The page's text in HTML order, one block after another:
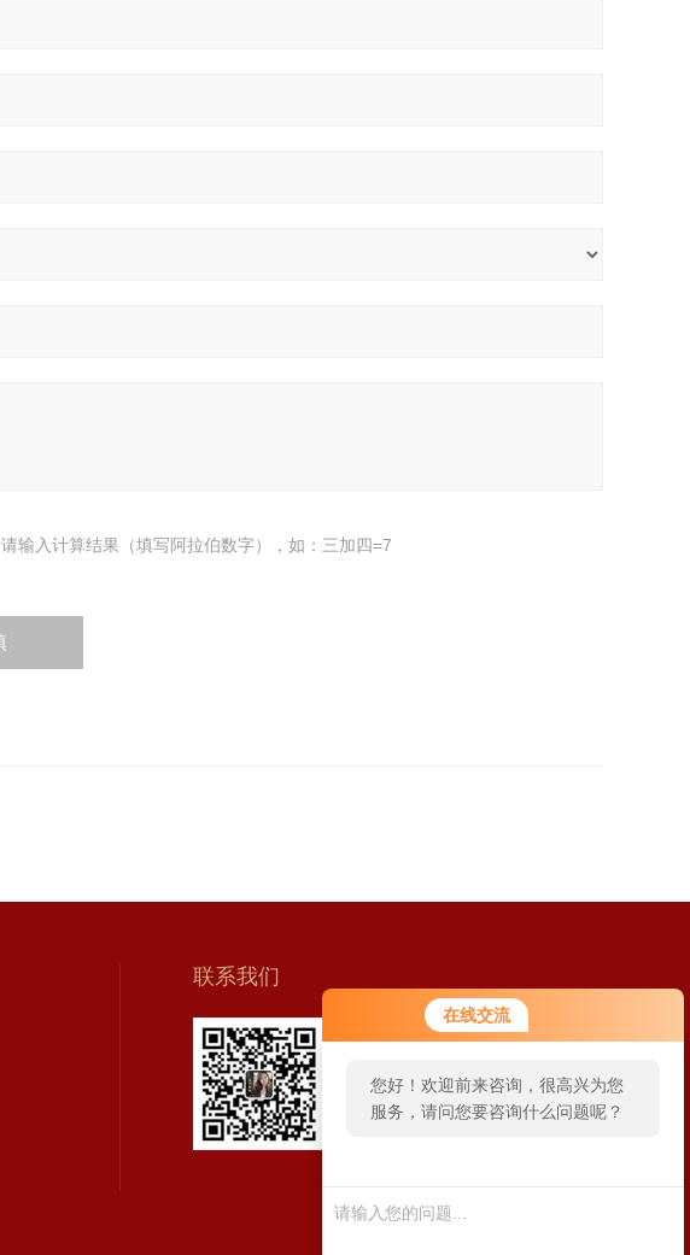
在线交流
您好！欢迎前来咨询，很高兴为您
服务，请问您要咨询什么问题呢？
请输入计算结果（填写阿拉伯数字），如：三加四=7
联系我们
扫一扫 联系我们